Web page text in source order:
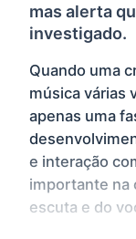
mas alerta
investigado.
Quando uma
música várias
apenas uma
e interação
importante na
escuta e do